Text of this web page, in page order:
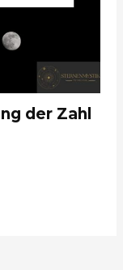
der Zahl